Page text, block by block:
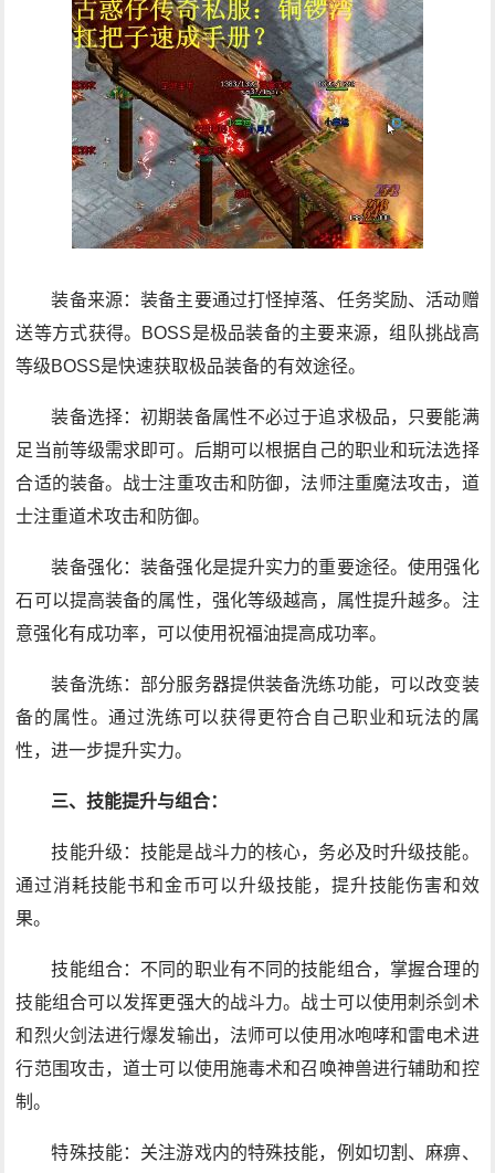
装备来源：装备主要通过打怪掉落、任务奖励、活动赠
送等方式获得。BOSS是极品装备的主要来源，组队挑战高
等级BOSS是快速获取极品装备的有效途径。
装备选择：初期装备属性不必过于追求极品，只要能满
足当前等级需求即可。后期可以根据自己的职业和玩法选择
合适的装备。战士注重攻击和防御，法师注重魔法攻击，道
士注重道术攻击和防御。
装备强化：装备强化是提升实力的重要途径。使用强化
石可以提高装备的属性，强化等级越高，属性提升越多。注
意强化有成功率，可以使用祝福油提高成功率。
装备洗练：部分服务器提供装备洗练功能，可以改变装
备的属性。通过洗练可以获得更符合自己职业和玩法的属
性，进一步提升实力。
三、技能提升与组合：
技能升级：技能是战斗力的核心，务必及时升级技能。
通过消耗技能书和金币可以升级技能，提升技能伤害和效
果。
技能组合：不同的职业有不同的技能组合，掌握合理的
技能组合可以发挥更强大的战斗力。战士可以使用刺杀剑术
和烈火剑法进行爆发输出，法师可以使用冰咆哮和雷电术进
行范围攻击，道士可以使用施毒术和召唤神兽进行辅助和控
制。
特殊技能：关注游戏内的特殊技能，例如切割、麻痹、